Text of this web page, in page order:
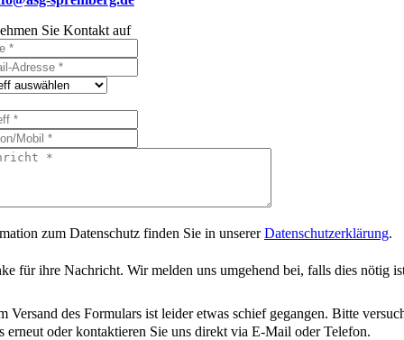
Sie Kontakt auf
zum Datenschutz finden Sie in unsererDatenschutzerklärung.
für ihre Nachricht. Wir melden uns umgehend bei, falls dies nötig
Versand des Formulars ist leider etwas schief gegangen. Bitte
erneut oder kontaktieren Sie uns direkt via E-Mail oder Telefon.